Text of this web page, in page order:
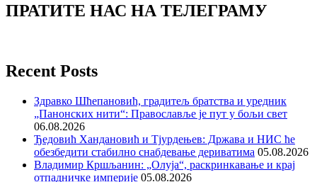
ПРАТИТЕ НАС НА ТЕЛЕГРАМУ
Recent Posts
Здравко Шћепановић, градитељ братства и уредник
„Панонских нити“: Православље је пут у бољи свет
06.08.2026
Ђедовић Хандановић и Тјурдењев: Држава и НИС ће
обезбедити стабилно снабдевање дериватима 05.08.2026
Владимир Кршљанин: „Олуја“, раскринкавање и крај
отпадничке империје 05.08.2026